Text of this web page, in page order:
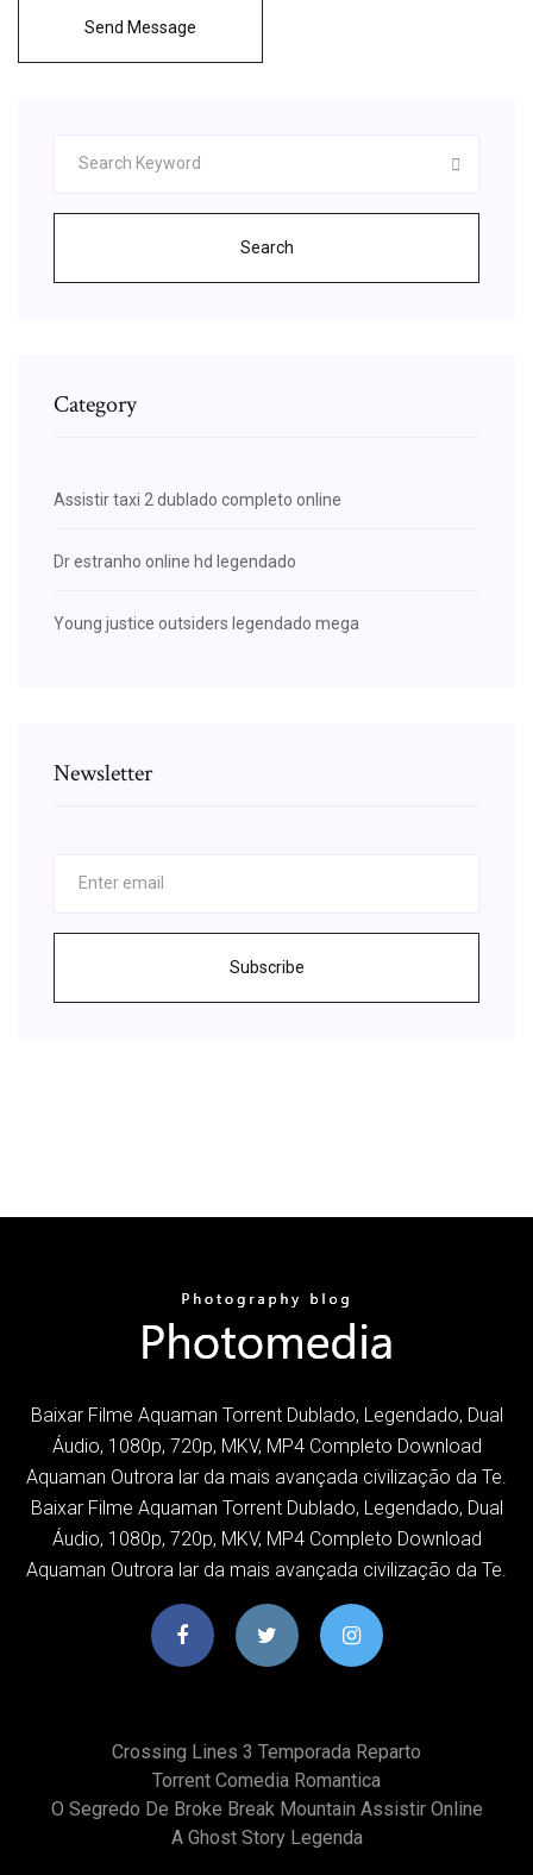
Send Message
Search
Category
Assistir taxi 2 dublado completo online
Dr estranho online hd legendado
Young justice outsiders legendado mega
Newsletter
Subscribe
Baixar Filme Aquaman Torrent Dublado, Legendado, Dual
Áudio, 1080p, 720p, MKV, MP4 Completo Download
Aquaman Outrora lar da mais avançada civilização da Te.
Baixar Filme Aquaman Torrent Dublado, Legendado, Dual
Áudio, 1080p, 720p, MKV, MP4 Completo Download
Aquaman Outrora lar da mais avançada civilização da Te.
Crossing Lines 3 Temporada Reparto
Torrent Comedia Romantica
O Segredo De Broke Break Mountain Assistir Online
A Ghost Story Legenda